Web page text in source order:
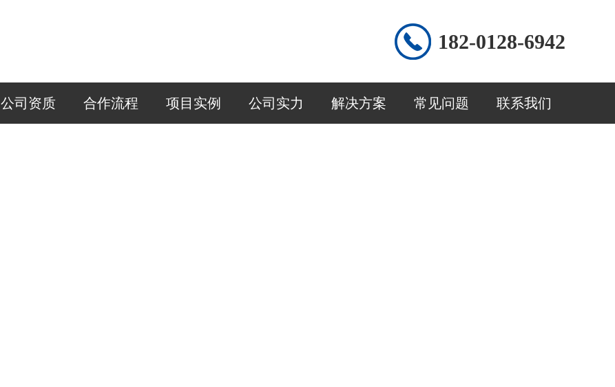
182-0128-6942
公司资质 合作流程 项目实例 公司实力 解决方案 常见问题 联系我们